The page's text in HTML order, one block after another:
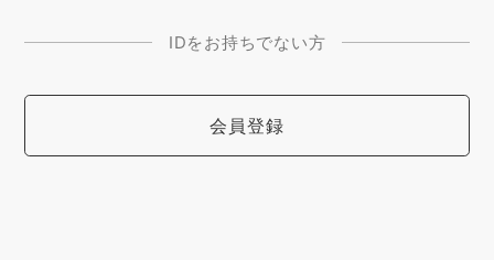
IDをお持ちでない方
会員登録